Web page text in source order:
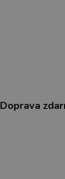
Doprava